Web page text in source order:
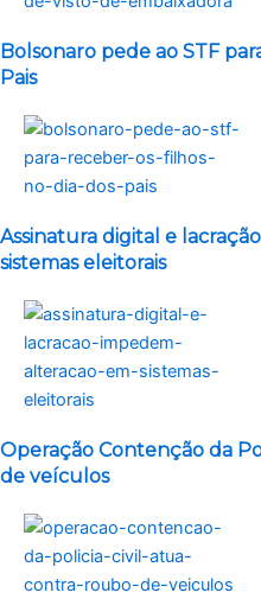
Bolsonaro pede ao STF
Pais
Assinatura digital e
sistemas eleitorais
Operação Contenção da
de veículos